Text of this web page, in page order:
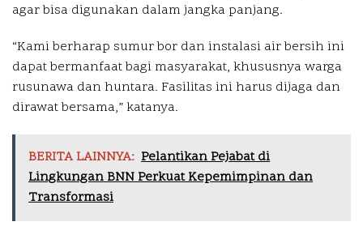
agar bisa digunakan dalam jangka panjang.
“Kami berharap sumur bor dan instalasi air bersih ini
dapat bermanfaat bagi masyarakat, khususnya warga
rusunawa dan huntara. Fasilitas ini harus dijaga dan
dirawat bersama,” katanya.
BERITA LAINNYA: Pelantikan Pejabat di
Lingkungan BNN Perkuat Kepemimpinan dan
Transformasi